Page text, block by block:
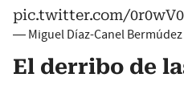
pic.twitter.com/
— Miguel Díaz-Canel Bermúdez
El derribo de